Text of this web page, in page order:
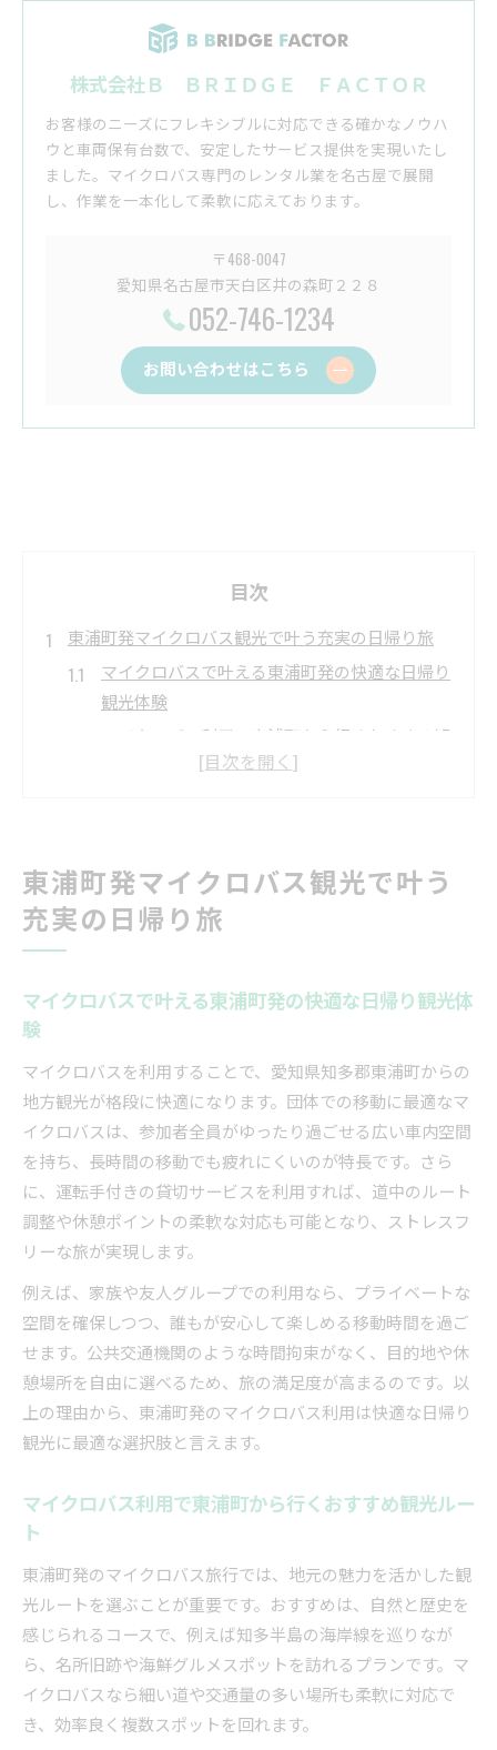
株式会社Ｂ ＢＲＩＤＧＥ ＦＡＣＴＯＲ
お客様のニーズにフレキシブルに対応できる確かなノウハ
ウと車両保有台数で、安定したサービス提供を実現いたし
ました。マイクロバス専門のレンタル業を名古屋で展開
し、作業を一本化して柔軟に応えております。
〒468-0047
愛知県名古屋市天白区井の森町２２８
052-746-1234
お問い合わせはこちら
目次
東浦町発マイクロバス観光で叶う充実の日帰り旅
マイクロバスで叶える東浦町発の快適な日帰り
観光体験
マイクロバス利用で東浦町から行くおすすめ観
マイクロバスで快適移動！東浦町から地方観光
の新提案
東浦町発マイクロバス旅で味わう安心と充実の
快適マイクロバス利用で地方観光を満喫する方法
快適な車内空間で楽しむマイクロバス旅行のポ
イント
マイクロバス移動で地方観光の満足度が高まる
理由とは
マイクロバス利用時に押さえたい観光プランの
コツ
快適性を重視したマイクロバス観光の楽しみ方
家族や団体旅行ならマイクロバスが便利な理由
マイクロバスが団体旅行に選ばれる利便性と安
心感
家族旅行で実感するマイクロバスの快適な空間
グループ利用でマイクロバスが活躍するシーン
団体移動に適したマイクロバスの柔軟な対応力
子ども連れ旅行でも安心できるマイクロバスの
魅力
貸切マイクロバスの安全性と柔軟な活用術を紹介
貸切マイクロバスならではの安全対策と信頼性
マイクロバス貸切の柔軟なプランニング方法
東浦町発マイクロバス観光で叶う
充実の日帰り旅
マイクロバスで叶える東浦町発の快適な日帰り観光体
験
マイクロバスを利用することで、愛知県知多郡東浦町からの
地方観光が格段に快適になります。団体での移動に最適なマ
イクロバスは、参加者全員がゆったり過ごせる広い車内空間
を持ち、長時間の移動でも疲れにくいのが特長です。さら
に、運転手付きの貸切サービスを利用すれば、道中のルート
調整や休憩ポイントの柔軟な対応も可能となり、ストレスフ
リーな旅が実現します。
例えば、家族や友人グループでの利用なら、プライベートな
空間を確保しつつ、誰もが安心して楽しめる移動時間を過ご
せます。公共交通機関のような時間拘束がなく、目的地や休
憩場所を自由に選べるため、旅の満足度が高まるのです。以
上の理由から、東浦町発のマイクロバス利用は快適な日帰り
観光に最適な選択肢と言えます。
マイクロバス利用で東浦町から行くおすすめ観光ルー
ト
東浦町発のマイクロバス旅行では、地元の魅力を活かした観
光ルートを選ぶことが重要です。おすすめは、自然と歴史を
感じられるコースで、例えば知多半島の海岸線を巡りなが
ら、名所旧跡や海鮮グルメスポットを訪れるプランです。マ
イクロバスなら細い道や交通量の多い場所も柔軟に対応で
き、効率良く複数スポットを回れます。